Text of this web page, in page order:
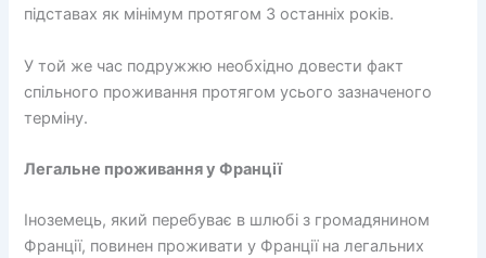
підставах як мінімум протягом 3 останніх років.
У той же час подружжю необхідно довести факт
спільного проживання протягом усього зазначеного
терміну.
Легальне проживання у Франції
Іноземець, який перебуває в шлюбі з громадянином
Франції, повинен проживати у Франції на легальних